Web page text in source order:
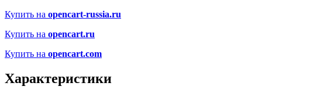
Купить на opencart-russia.ru
Купить на opencart.ru
Купить на opencart.com
Характеристики